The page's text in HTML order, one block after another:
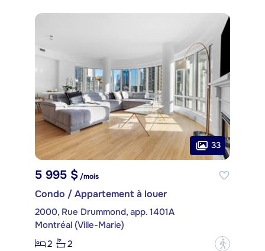
33
5 995 $ /mois
Condo / Appartement à louer
2000, Rue Drummond, app. 1401A
Montréal (Ville-Marie)
2
2 ?